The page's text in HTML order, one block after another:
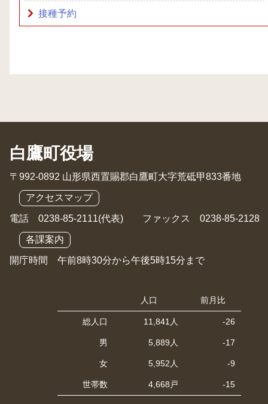
接種予約
白鷹町役場
〒992-0892 山形県西置賜郡白鷹町大字荒砥甲833番地
アクセスマップ
電話 0238-85-2111(代表) ファックス 0238-85-2128
各課案内
開庁時間 午前8時30分から午後5時15分まで
人口 前月比
総人口 11,841人 -26
男 5,889人 -17
女 5,952人 -9
世帯数 4,668戸 -15